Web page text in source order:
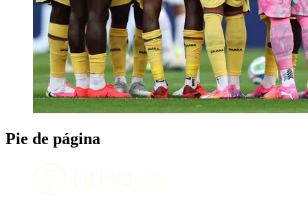
Pie de página